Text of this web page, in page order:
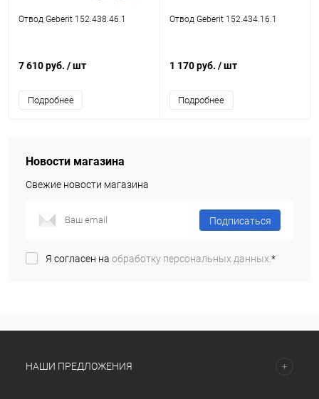
Отвод Geberit 152.438.46.1
7 610 руб. / шт
Подробнее
Отвод Geberit 152.434.16.1
1 170 руб. / шт
Подробнее
Новости магазина
Свежие новости магазина
Подписаться
Я согласен на обработку персональных данных.*
НАШИ ПРЕДЛОЖЕНИЯ